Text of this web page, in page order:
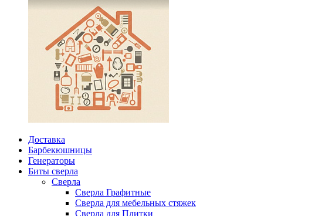
Доставка
Барбекюшницы
Генераторы
Биты сверла
Сверла
Сверла Графитные
Сверла для мебельных стяжек
Сверла для Плитки